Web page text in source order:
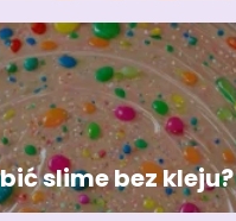
slime bez kleju?